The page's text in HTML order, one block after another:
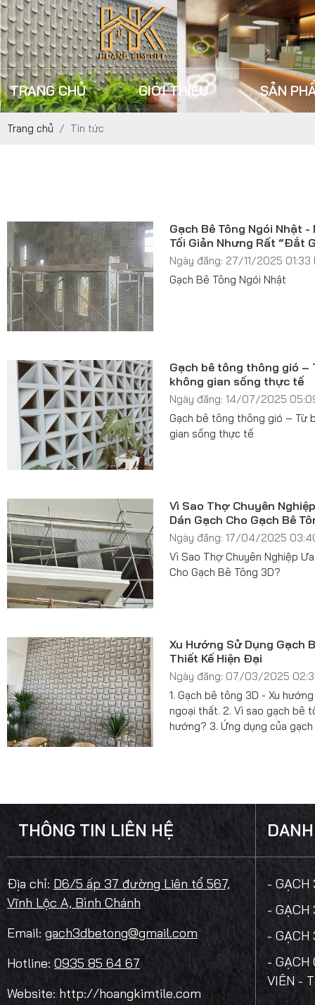
TRANG CHỦ GIỚI THIỆU SẢN
Trang chủ Tin tức
Gạch Bê Tông Ngói Nhật -
Tối Giản Nhưng Rất “Đắt
Ngày đăng: 27/11/2025 01:33
Gạch Bê Tông Ngói Nhật
Gạch bê tông thông gió –
không gian sống thực tế
Ngày đăng: 14/07/2025
Gạch bê tông thông gió – Từ
gian sống thực tế
Vì Sao Thợ Chuyên
Dán Gạch Cho Gạch Bê
Ngày đăng: 17/04/2025
Vì Sao Thợ Chuyên Nghiệp
Cho Gạch Bê Tông 3D?
Xu Hướng Sử Dụng Gạch
Thiết Kế Hiện Đại
Ngày đăng: 07/03/2025
1. Gạch bê tông 3D - Xu
ngoại thất. 2. Vì sao gạch bê
hướng? 3. Ứng dụng của
THÔNG TIN LIÊN HỆ
Địa chỉ: D6/5 ấp 37 đường Liên tổ 567,
Vĩnh Lộc A, Bình Chánh
Email: gach3dbetong@gmail.com
Hotline: 0935 85 64 67
Website: http://hoangkimtile.com
- GẠCH
- GẠCH
- GẠCH
- GẠCH
VIÊN -